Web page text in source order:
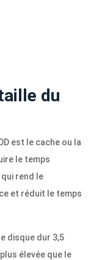
du
est le cache ou la
le temps
rend le
et réduit le temps
disque dur 3,5
élevée que le